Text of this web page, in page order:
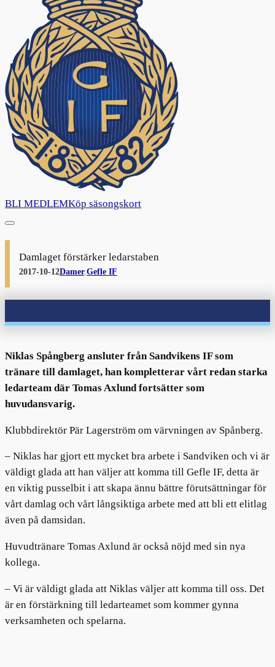
BLI MEDLEMKöp säsongskort
Damlaget förstärker ledarstaben
2017-10-12Damer,Gefle IF
Niklas Spångberg ansluter från Sandvikens IF som
tränare till damlaget, han kompletterar vårt redan starka
ledarteam där Tomas Axlund fortsätter som
huvudansvarig.
Klubbdirektör Pär Lagerström om värvningen av Spånberg.
– Niklas har gjort ett mycket bra arbete i Sandviken och vi är
väldigt glada att han väljer att komma till Gefle IF, detta är
en viktig pusselbit i att skapa ännu bättre förutsättningar för
vårt damlag och vårt långsiktiga arbete med att bli ett elitlag
även på damsidan.
Huvudtränare Tomas Axlund är också nöjd med sin nya
kollega.
– Vi är väldigt glada att Niklas väljer att komma till oss. Det
är en förstärkning till ledarteamet som kommer gynna
verksamheten och spelarna.